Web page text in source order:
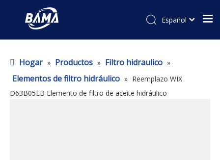
Español
Hogar » Productos » Filtro hidraulico »
Elementos de filtro hidráulico » Reemplazo WIX
D63B05EB Elemento de filtro de aceite hidráulico